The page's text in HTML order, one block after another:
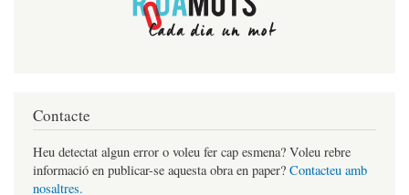
Contacte
Heu detectat algun error o voleu fer cap esmena? Voleu rebre
informació en publicar-se aquesta obra en paper? Contacteu amb
nosaltres.